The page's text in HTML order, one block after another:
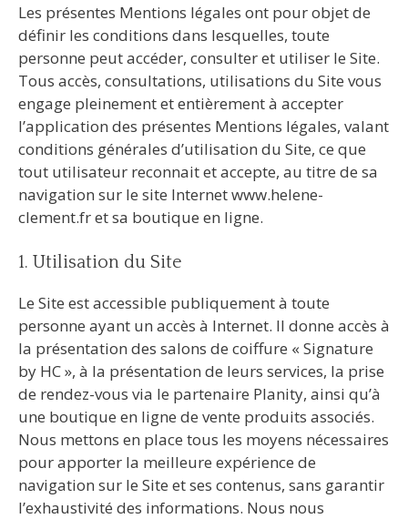
Les présentes Mentions légales ont pour objet de
définir les conditions dans lesquelles, toute
personne peut accéder, consulter et utiliser le Site.
Tous accès, consultations, utilisations du Site vous
engage pleinement et entièrement à accepter
l’application des présentes Mentions légales, valant
conditions générales d’utilisation du Site, ce que
tout utilisateur reconnait et accepte, au titre de sa
navigation sur le site Internet www.helene-
clement.fr et sa boutique en ligne.
1. Utilisation du Site
Le Site est accessible publiquement à toute
personne ayant un accès à Internet. Il donne accès à
la présentation des salons de coiffure « Signature
by HC », à la présentation de leurs services, la prise
de rendez-vous via le partenaire Planity, ainsi qu’à
une boutique en ligne de vente produits associés.
Nous mettons en place tous les moyens nécessaires
pour apporter la meilleure expérience de
navigation sur le Site et ses contenus, sans garantir
l’exhaustivité des informations. Nous nous